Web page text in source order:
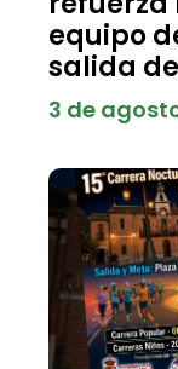
equipo
salida
3 de